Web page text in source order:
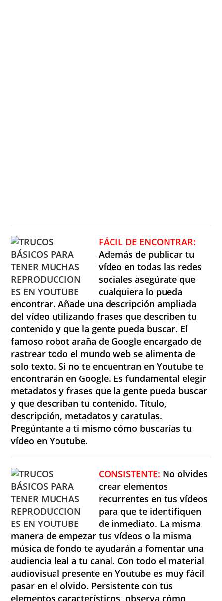
FÁCIL DE ENCONTRAR:
Además de publicar tu
vídeo en todas las redes
sociales asegúrate que
cualquiera lo pueda
encontrar. Añade una descripción ampliada
del vídeo utilizando frases que describen tu
contenido y que la gente pueda buscar. El
famoso robot araña de Google encargado de
rastrear todo el mundo web se alimenta de
solo texto. Si no te encuentran en Youtube te
encontrarán en Google. Es fundamental elegir
metadatos y frases que la gente pueda buscar
y que describan tu contenido. Título,
descripción, metadatos y caratulas.
Pregúntante a ti mismo cómo buscarías tu
vídeo en Youtube.
CONSISTENTE: No olvides
crear elementos
recurrentes en tus vídeos
para que te identifiquen
de inmediato. La misma
manera de empezar tus vídeos o la misma
música de fondo te ayudarán a fomentar una
audiencia leal a tu canal. Con todo el material
audiovisual presente en Youtube es muy fácil
pasar en el olvido. Persistente con tus
elementos característicos, observa cómo